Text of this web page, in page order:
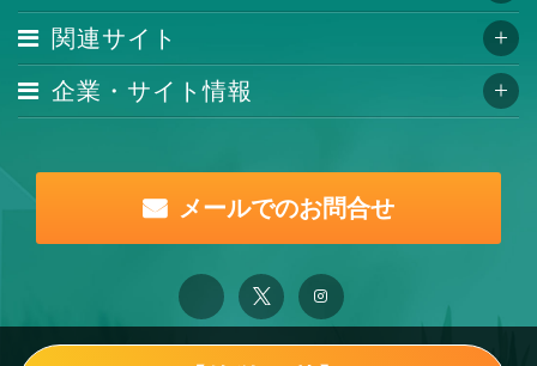
関連サイト
企業・サイト情報
メールでのお問合せ